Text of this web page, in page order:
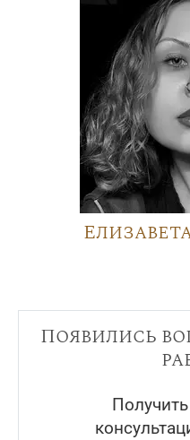
Появились